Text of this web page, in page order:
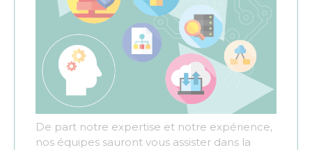
De part notre expertise et notre expérience,
nos équipes sauront vous assister dans la